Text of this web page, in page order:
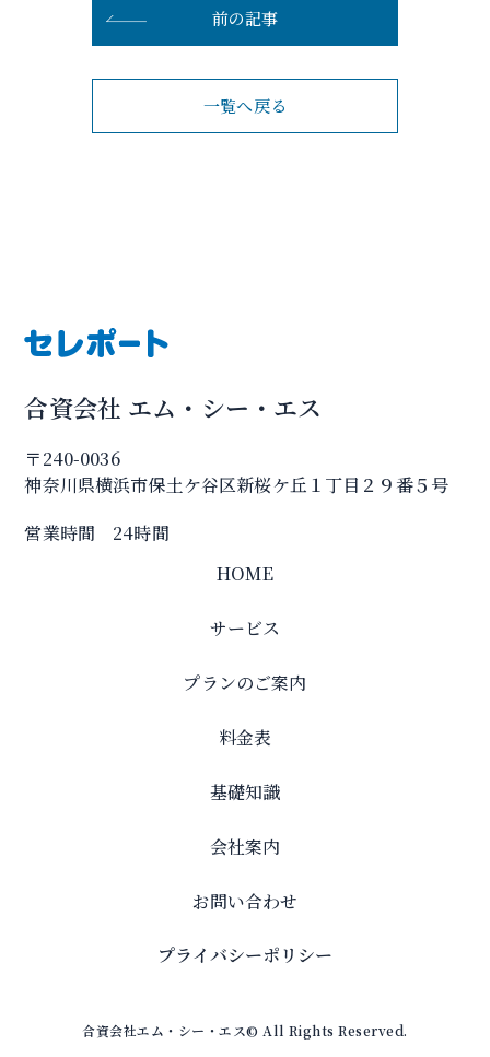
前の記事
一覧へ戻る
合資会社 エム・シー・エス
〒240-0036
神奈川県横浜市保土ケ谷区新桜ケ丘１丁目２９番５号
営業時間 24時間
HOME
サービス
プランのご案内
料金表
基礎知識
会社案内
お問い合わせ
プライバシーポリシー
合資会社エム・シー・エス© All Rights Reserved.